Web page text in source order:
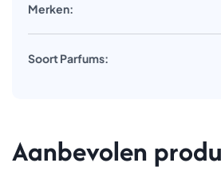
Merken:
Soort Parfums:
Aanbevolen